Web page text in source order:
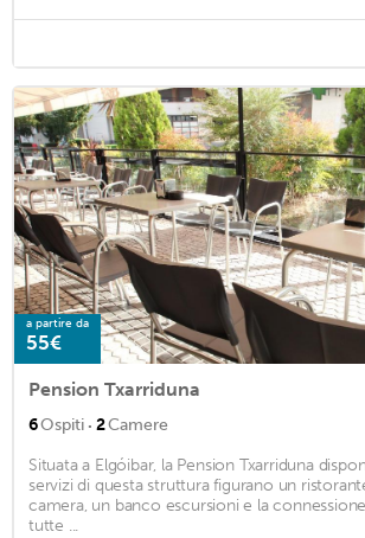
a partire da
55€
Pension Txarriduna
6Ospiti · 2Camere
Situata a Elgóibar, la Pension Txarriduna
servizi di questa struttura figurano un
camera, un banco escursioni e la
tutte ...